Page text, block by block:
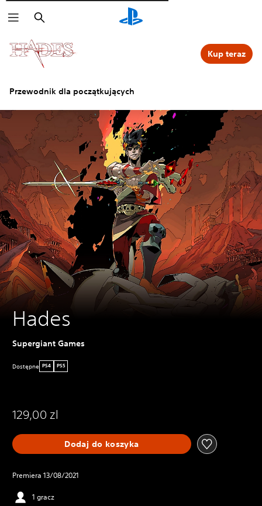
Wyszukaj
Przewodnik dla początkujących
Kup teraz
Hades
Supergiant Games
Dostępne PS4 PS5
129,00 zl
Dodaj do koszyka
Premiera 13/08/2021
1 gracz